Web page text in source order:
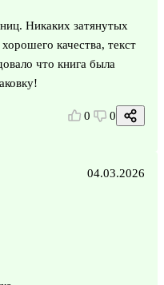
Никаких затянутых
качества, текст
что книга была
0 0
04.03.2026